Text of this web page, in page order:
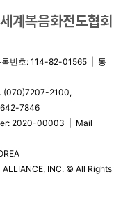
번호: 114-82-01565 | 통
(070)7207-2100,
7846
2020-00003 | Mail
ALLIANCE, INC. © All Rights